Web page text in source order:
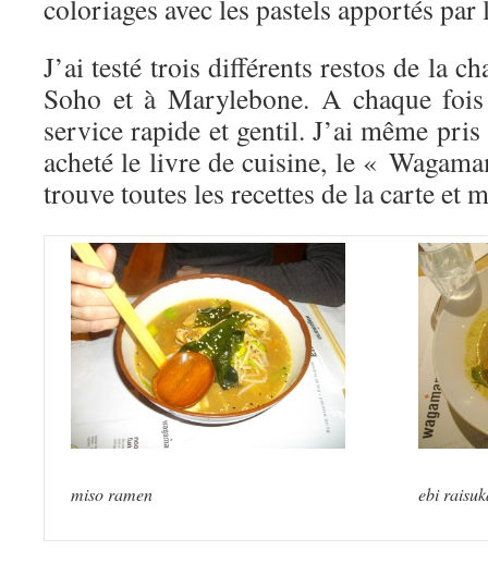
coloriages avec les pastels apportés par
J’ai testé trois différents restos de la
Soho et à Marylebone. A chaque
service rapide et gentil. J’ai même
acheté le livre de cuisine, le «
trouve toutes les recettes de la carte et
miso ramen ebi